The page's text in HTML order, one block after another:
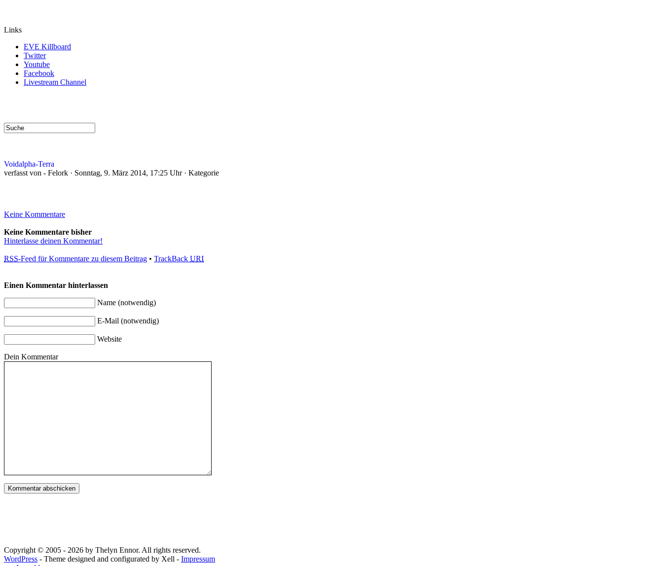
Links
EVE Killboard
Twitter
Youtube
Facebook
Livestream Channel
Voidalpha-Terra
verfasst von - Felork · Sonntag, 9. März 2014, 17:25 Uhr · Kategorie
Keine Kommentare
Keine Kommentare bisher
Hinterlasse deinen Kommentar!
RSS-Feed für Kommentare zu diesem Beitrag • TrackBack URI
Einen Kommentar hinterlassen
Name (notwendig)
E-Mail (notwendig)
Website
Dein Kommentar
Copyright © 2005 - 2026 by Thelyn Ennor. All rights reserved.
WordPress - Theme designed and configurated by Xell - Impressum